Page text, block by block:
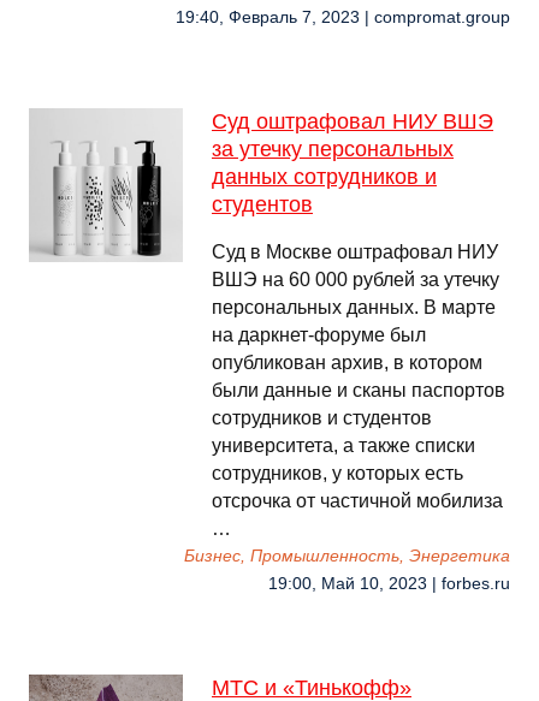
19:40, Февраль 7, 2023 | compromat.group
Суд оштрафовал НИУ ВШЭ
за утечку персональных
данных сотрудников и
студентов
Суд в Москве оштрафовал НИУ
ВШЭ на 60 000 рублей за утечку
персональных данных. В марте
на даркнет-форуме был
опубликован архив, в котором
были данные и сканы паспортов
сотрудников и студентов
университета, а также списки
сотрудников, у которых есть
отсрочка от частичной мобилиза
…
Бизнес, Промышленность, Энергетика
19:00, Май 10, 2023 | forbes.ru
МТС и «Тинькофф»